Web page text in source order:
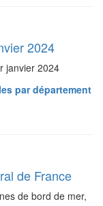
2024
janvier 2024
par département
de France
de bord de mer,